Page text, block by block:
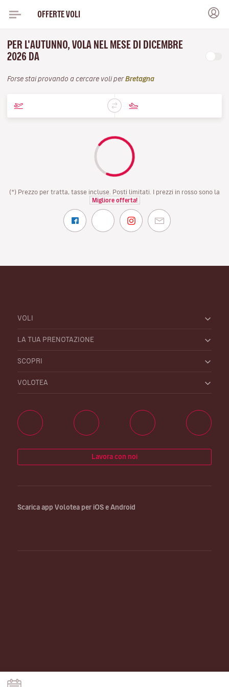
OFFERTE VOLI
PER L'AUTUNNO, VOLA NEL MESE DI DICEMBRE
2026 DA
Forse stai provando a cercare voli perBretagna
(*) Prezzo per tratta, tasse incluse. Posti limitati. I prezzi in rosso sono la
Migliore offerta!
VOLI
LA TUA PRENOTAZIONE
SCOPRI
VOLOTEA
Lavora con noi
Scarica app Volotea per iOS e Android